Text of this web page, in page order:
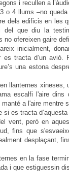
i recullen a
o 4 llums –no
dels edificis en les
del que diu la
no ofereixen gaire
inicialment,
es tracta d’un
una estona
llanternes
escalfi l'aire
manté a l'aire
si es tracta
vent, però en
fins que
desplaçant,
en la fase
i que estiguessin